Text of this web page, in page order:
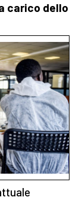
carico dello